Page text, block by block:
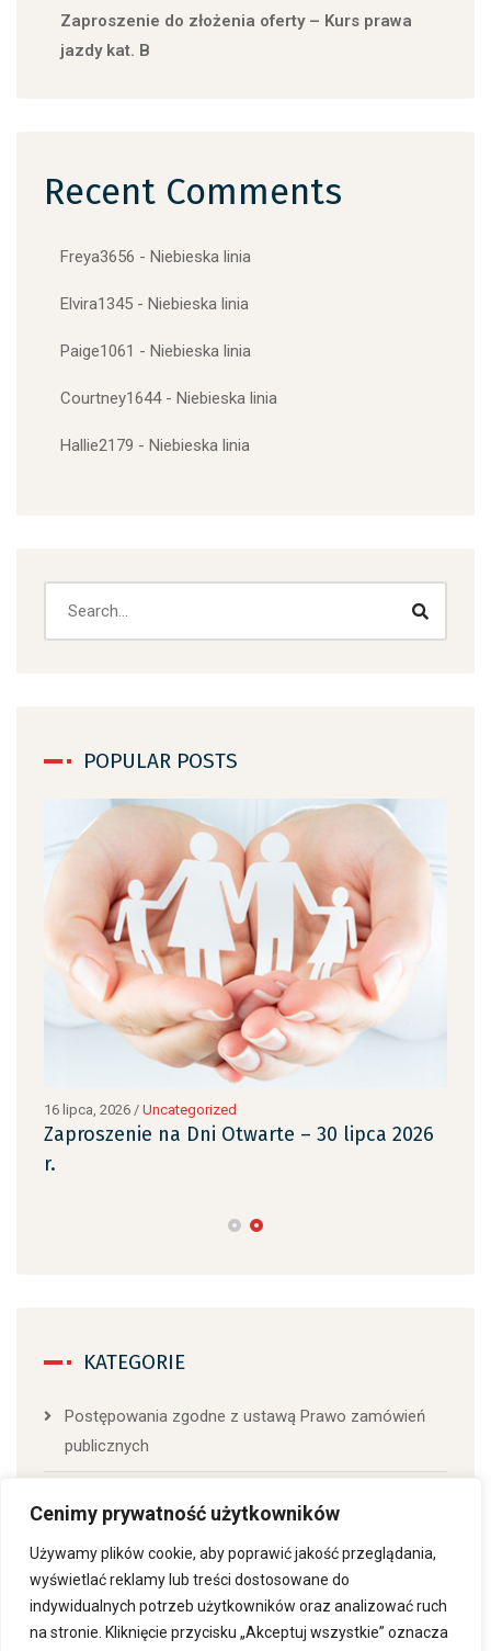
Cenimy prywatność użytkowników
Używamy plików cookie, aby poprawić jakość przeglądania,
wyświetlać reklamy lub treści dostosowane do
indywidualnych potrzeb użytkowników oraz analizować ruch
na stronie. Kliknięcie przycisku „Akceptuj wszystkie” oznacza
Zaproszenie do złożenia oferty – Kurs prawa
jazdy kat. B
Recent Comments
Freya3656 - Niebieska linia
Elvira1345 - Niebieska linia
Paige1061 - Niebieska linia
Courtney1644- Niebieska linia
Hallie2179 - Niebieska linia
POPULAR POSTS
16 lipca, 2026 / Uncategorized
Zaproszenie na Dni Otwarte – 30 lipca 2026
r.
KATEGORIE
Postępowania zgodne z ustawą Prawo zamówień
publicznych
Uncategorized